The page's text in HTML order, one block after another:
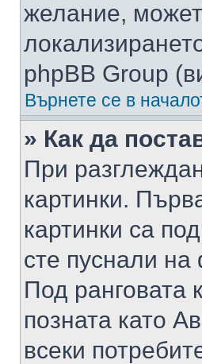
желание,
phpBB Group
Върнете се в
» Как да
При
картинки.
картинки са
сте пуснали
Под ранговата
позната като
всеки